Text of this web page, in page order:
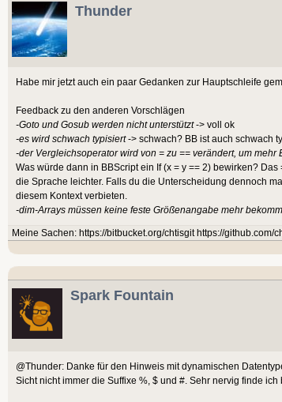
Thunder
Habe mir jetzt auch ein paar Gedanken zur Hauptschleife
Feedback zu den anderen Vorschlägen
-Goto und Gosub werden nicht unterstützt-> voll ok
-es wird schwach typisiert-> schwach? BB ist auch schwach
-der Vergleichsoperator wird von = zu == verändert, um mehr
Was würde dann in BBScript ein If (x = y == 2) bewirken?
die Sprache leichter. Falls du die Unterscheidung dennoch
diesem Kontext verbieten.
-dim-Arrays müssen keine feste Größenangabe mehr
Meine Sachen: https://bitbucket.org/chtisgit https://github.com/
Spark Fountain
@Thunder: Danke für den Hinweis mit dynamischen
Sicht nicht immer die Suffixe %, $ und #. Sehr nervig finde ich